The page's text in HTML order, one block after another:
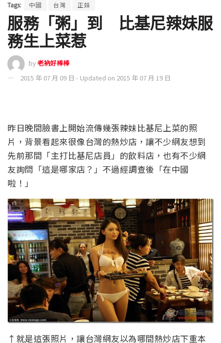
Tags: 中國 台灣 正妹
服務「粥」到 比基尼辣妹服
務生上菜惹
by老衲好棒棒
2015 年 07 月 09 日 - Updated on 2015 年 07 月 19 日
昨日晚間臉書上開始流傳幾張辣妹比基尼上菜的照
片，背景看起來很像台灣的熱炒店，讓不少網友想到
先前那間「主打比基尼店員」的飲料店，也有不少網
友詢問「這是哪家店？」不過經調查後「在中國
啦！」
↑就是這張照片，讓台灣網友以為哪間熱炒店下重本